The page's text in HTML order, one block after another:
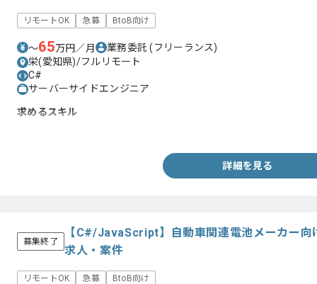
リモートOK 急募 BtoB向け
〜65万円／月 業務委託(フリーランス)
栄(愛知県)/フルリモート
C#
サーバーサイドエンジニア
求めるスキル
詳細を見る
募集終了
【C#/JavaScript】自動車関連電池メーカー向
求人・案件
リモートOK 急募 BtoB向け